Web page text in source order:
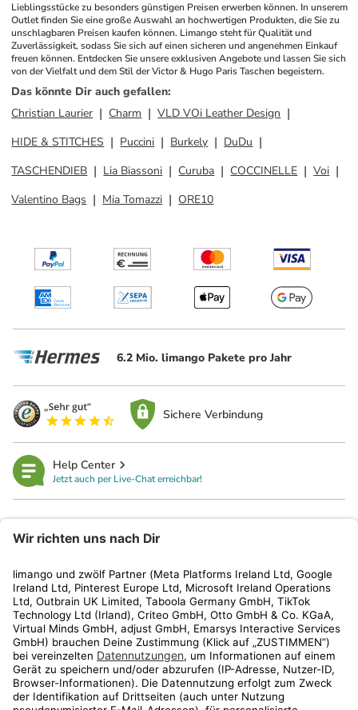
Lieblingsstücke zu besonders günstigen Preisen erwerben können. In unserem
Outlet finden Sie eine große Auswahl an hochwertigen Produkten, die Sie zu
unschlagbaren Preisen kaufen können. Limango steht für Qualität und
Zuverlässigkeit, sodass Sie sich auf einen sicheren und angenehmen Einkauf
freuen können. Entdecken Sie unsere exklusiven Angebote und lassen Sie sich
von der Vielfalt und dem Stil der Victor & Hugo Paris Taschen begeistern.
Das könnte Dir auch gefallen:
Christian Laurier
Charm
VLD VOi Leather Design
HIDE & STITCHES
Puccini Burkely
DuDu
TASCHENDIEB
Lia Biassoni Curuba COCCINELLE
Voi
Valentino Bags
Mia Tomazzi ORE10
6.2 Mio. limango Pakete pro Jahr
Sichere Verbindung
Help Center
Jetzt auch per Live-Chat erreichbar!
Kundenservice
Shop
Aktionen
Travel